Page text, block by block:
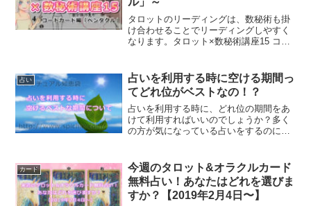
タロットのリーディングは、数秘術も掛
け合わせることでリーディングしやすく
なります。タロット×数秘術講座15 コー
占い
占いを利用する時に空ける期間っ
てどれ位がベストなの！？
占いを利用する時に、どれ位の期間をあ
けて利用すればいいのでしょうか？多く
の方が気になっている占いをするのに空
が、何のために占いをするべきかです。
カード
今週のタロット&オラクルカード
無料占い！あなたはどれを選びま
すか？【2019年2月4日〜】